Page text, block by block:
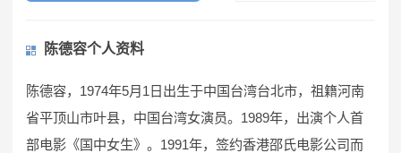
陈德容个人资料
陈德容，1974年5月1日出生于中国台湾台北市，祖籍河南
省平顶山市叶县，中国台湾女演员。1989年，出演个人首
部电影《国中女生》。1991年，签约香港邵氏电影公司而